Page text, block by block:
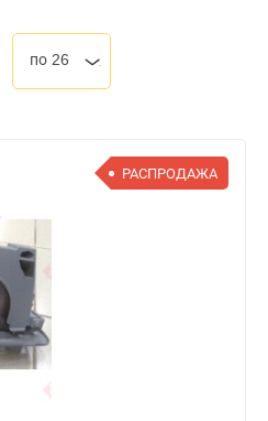
по 26
РАСПРОДАЖА